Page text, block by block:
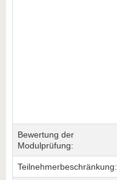
Bewertung der
Modulprüfung:
Teilnehmerbeschränkung: